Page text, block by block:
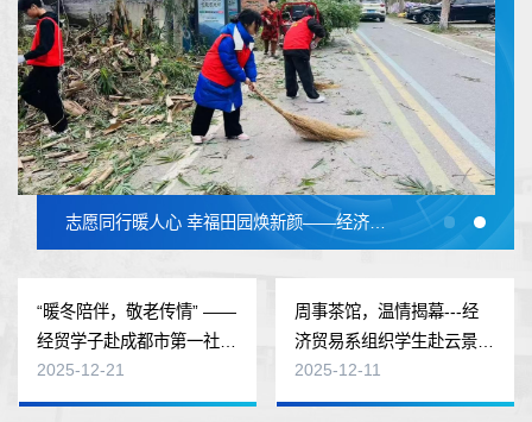
“暖冬陪伴，敬老传情” ——
经贸学子赴成都市第一社会
福利院...
2025-12-21
周事茶馆，温情揭幕---经
济贸易系组织学生赴云景里
社区周事茶...
2025-12-11